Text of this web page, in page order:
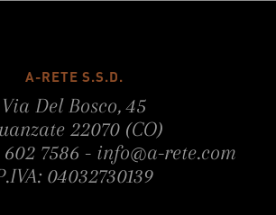
A-RETE S.S.D.
Via Del Bosco, 45
22070 (CO)
7586 - info@a-rete.com
04032730139